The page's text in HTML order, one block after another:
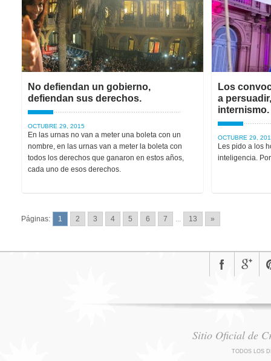
No defiendan un gobierno,
defiendan sus derechos.
OCTUBRE 29, 2015
En las urnas no van a meter una boleta con un
nombre, en las urnas van a meter la boleta con
todos los derechos que ganaron en estos años,
cada uno de esos derechos.
Los
a
internismo.
OCTUBRE 29,
Les pido a los
inteligencia.
Páginas: 1 2 3 4 5 6 7 ... 13 »
Sitio Oficial de
TODOS LOS